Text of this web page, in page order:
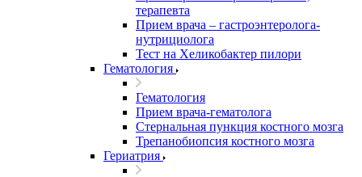
терапевта
Прием врача – гастроэнтеролога-
нутрициолога
Тест на Хеликобактер пилори
Гематология
Гематология
Прием врача-гематолога
Стернальная пункция костного мозга
Трепанобиопсия костного мозга
Гериатрия